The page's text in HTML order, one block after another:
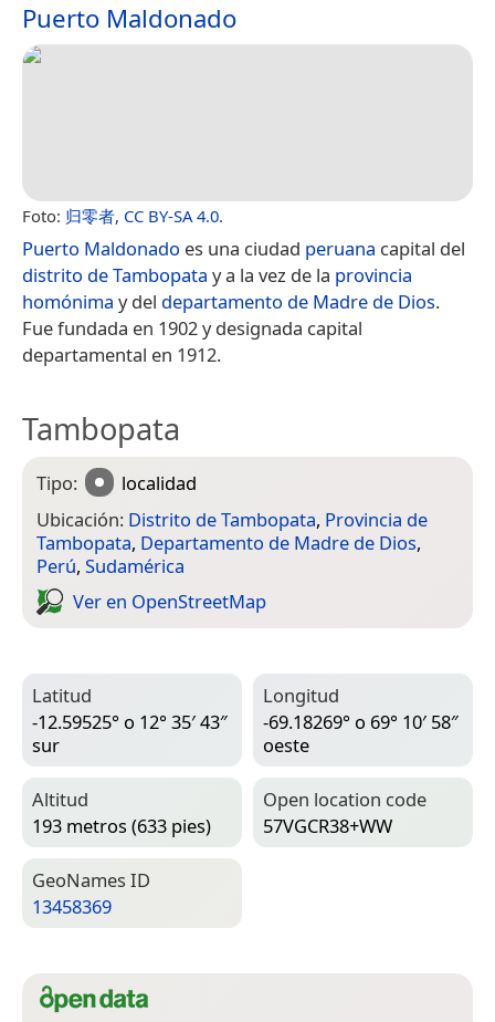
Puerto Maldonado
Foto: 归零者, CC BY-SA 4.0.
Puerto Maldonado es una ciudad peruana capital del
distrito de Tambopata y a la vez de la provincia
homónima y del departamento de Madre de Dios.
Fue fundada en 1902​ y designada capital
departamental en 1912.
Tambopata
Tipo:
localidad
Ubicación: Distrito de Tambopata, Provincia de
Tambopata, Departamento de Madre de Dios,
Perú, Sudamérica
Ver en Open­Street­Map
Latitud
-12.59525° o 12° 35′ 43″
sur
Longitud
-69.18269° o 69° 10′ 58″
oeste
Altitud
193 metros (633 pies)
Open location code
57VGCR38+WW
Geo­Names ID
13458369